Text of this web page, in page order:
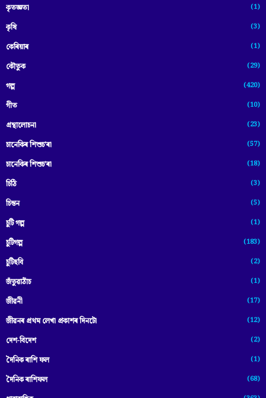
কৃতজ্ঞতা (1)
কৃষি (3)
কেৰিয়াৰ (1)
কৌতুক (29)
গল্প (420)
গীত (10)
গ্ৰন্থালোচনা (23)
চানেকিৰ শিশুচ'ৰা (57)
চানেকিৰ শিশুচ’ৰা (18)
চিঠি (3)
চিন্তন (5)
চুটি গল্প (1)
চুটিগল্প (183)
চুটিছবি (2)
জঁতুৱাঠাঁচ (1)
জীৱনী (17)
জীৱনৰ প্ৰথম লেখা প্ৰকাশৰ দিনটো (12)
দেশ-বিদেশ (2)
দৈনিক ৰাশি ফল (1)
দৈনিক ৰাশিফল (68)